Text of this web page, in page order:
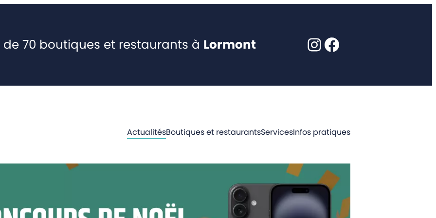
de 70 boutiques et restaurants à Lormont Instagram
Facebook
ActualitésBoutiques et restaurantsServicesInfos pratiques